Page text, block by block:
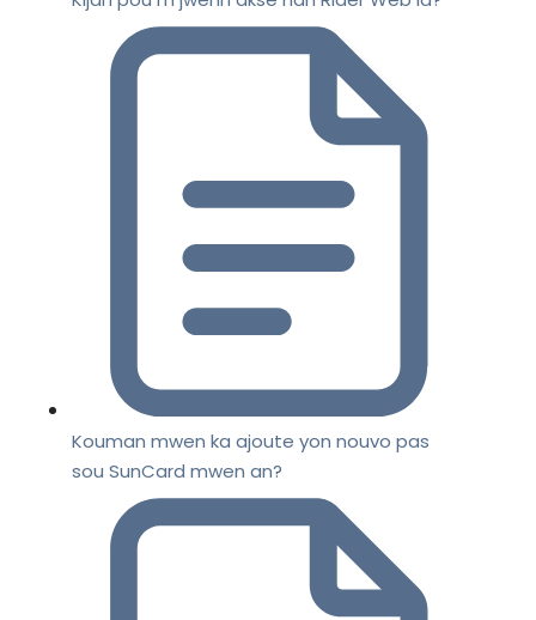
Kouman mwen ka ajoute yon nouvo pas
sou SunCard mwen an?